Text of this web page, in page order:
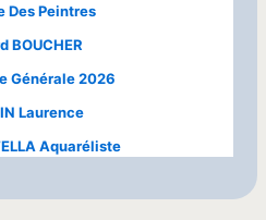
Des Peintres
BOUCHER
Générale 2026
Laurence
Aquaréliste